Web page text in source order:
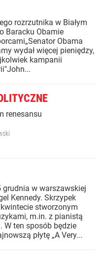
rozrzutnika w Białym
Baracku Obamie
Obama
wydał więcej pieniędzy,
kampanii
renesansu
grudnia w warszawskiej
Kennedy. Skrzypek
stworzonym
m.in. z pianistą
W ten sposób będzie
płytę „A Very...